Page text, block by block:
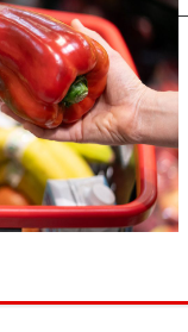
de AFSEs, con
modelo de